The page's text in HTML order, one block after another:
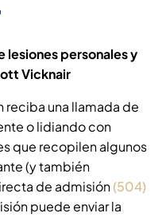
lesiones personales y
Vicknair
una llamada de
o lidiando con
que recopilen algunos
(y también
de admisión(504)
puede enviar la